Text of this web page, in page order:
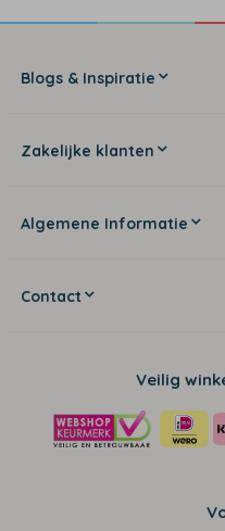
Blogs & Inspiratie
Zakelijke klanten
Algemene Informatie
Contact
Veilig